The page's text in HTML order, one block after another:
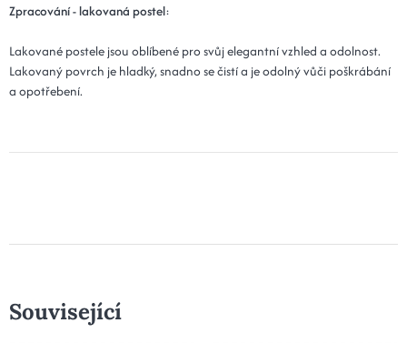
Zpracování - lakovaná postel:
Lakované postele jsou oblíbené pro svůj elegantní vzhled a odolnost.
Lakovaný povrch je hladký, snadno se čistí a je odolný vůči poškrábání
a opotřebení.
Související